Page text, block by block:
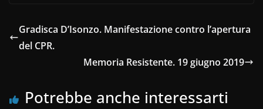
Gradisca D’Isonzo. Manifestazione contro l’apertura
del CPR.
Memoria Resistente. 19 giugno 2019
Potrebbe anche interessarti